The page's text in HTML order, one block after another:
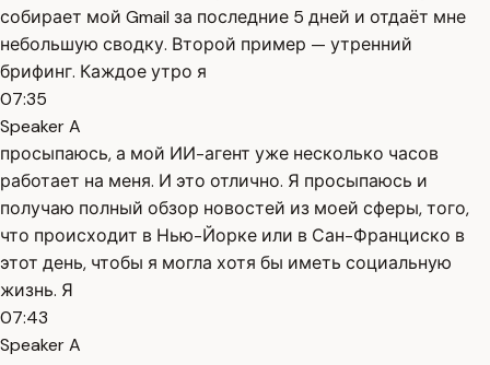
собирает мой Gmail за последние 5 дней и отдаёт мне
небольшую сводку. Второй пример — утренний
брифинг. Каждое утро я
07:35
Speaker A
просыпаюсь, а мой ИИ-агент уже несколько часов
работает на меня. И это отлично. Я просыпаюсь и
получаю полный обзор новостей из моей сферы, того,
что происходит в Нью-Йорке или в Сан-Франциско в
этот день, чтобы я могла хотя бы иметь социальную
жизнь. Я
07:43
Speaker A